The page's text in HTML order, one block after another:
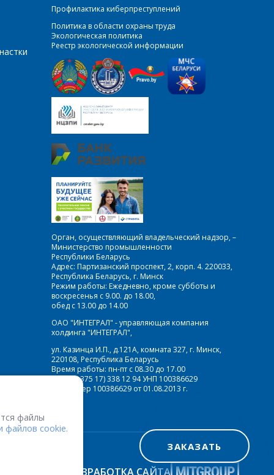
файлы
файлов cookie.
Профилактика киберпреступлений
Политика в области охраны труда
Экологическая политика
Реестр экологической информации
Орган, осуществляющий владельческий надзор, –
Министерство промышленности
Республики Беларусь
Адрес: Партизанский проспект, 2, корп. 4. 220033,
Республика Беларусь, г. Минск
Режим работы: Ежедневно, кроме субботы и
воскресенья с 9.00. до 18.00,
обед с 13.00 до 14.00
ОАО "ИНТЕГРАЛ" - управляющая компания
холдинга "ИНТЕГРАЛ",
ул. Казинца И.П., д.121А, комната 327, г. Минск,
220108, Республика Беларусь
Время работы: пн-пт с 08.30 до 17.00
Факс: (+375 17) 338 12 94 УНП 100386629
Рег. номер 100386629 от 01.08.2013 г.
РАЗРАБОТКА САЙТА
ЗАКАЗАТЬ